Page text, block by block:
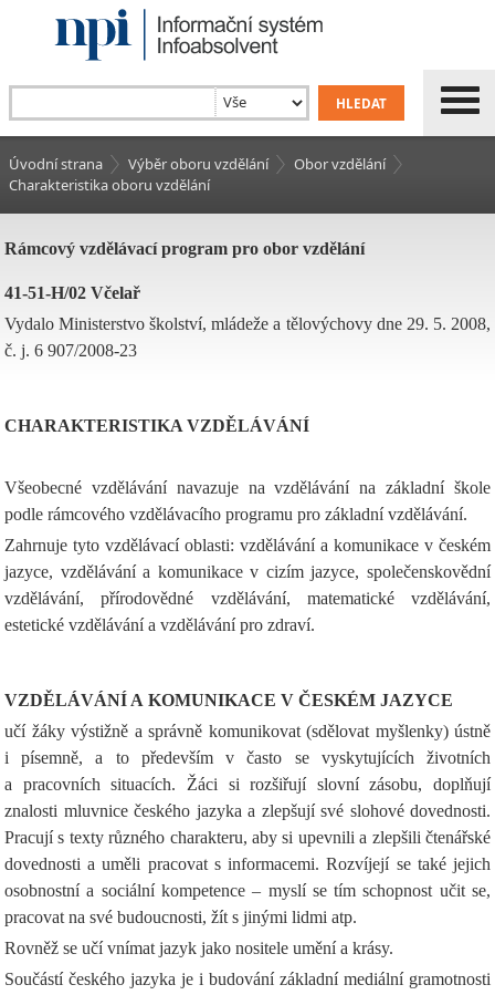
Úvodní strana Výběr oboru vzdělání
Obor vzdělání
Charakteristika oboru vzdělání
Rámcový vzdělávací program pro obor vzdělání
41-51-H/02 Včelař
Vydalo Ministerstvo školství, mládeže a tělovýchovy dne 29. 5. 2008,
č. j. 6 907/2008-23
CHARAKTERISTIKA VZDĚLÁVÁNÍ
Všeobecné vzdělávání navazuje na vzdělávání na základní škole
podle rámcového vzdělávacího programu pro základní vzdělávání.
Zahrnuje tyto vzdělávací oblasti: vzdělávání a komunikace v českém
jazyce, vzdělávání a komunikace v cizím jazyce, společenskovědní
vzdělávání, přírodovědné vzdělávání, matematické vzdělávání,
estetické vzdělávání a vzdělávání pro zdraví.
VZDĚLÁVÁNÍ A KOMUNIKACE V ČESKÉM JAZYCE
učí žáky výstižně a správně komunikovat (sdělovat myšlenky) ústně
i písemně, a to především v často se vyskytujících životních
a pracovních situacích. Žáci si rozšiřují slovní zásobu, doplňují
znalosti mluvnice českého jazyka a zlepšují své slohové dovednosti.
Pracují s texty různého charakteru, aby si upevnili a zlepšili čtenářské
dovednosti a uměli pracovat s informacemi. Rozvíjejí se také jejich
osobnostní a sociální kompetence – myslí se tím schopnost učit se,
pracovat na své budoucnosti, žít s jinými lidmi atp.
Rovněž se učí vnímat jazyk jako nositele umění a krásy.
Součástí českého jazyka je i budování základní mediální gramotnosti